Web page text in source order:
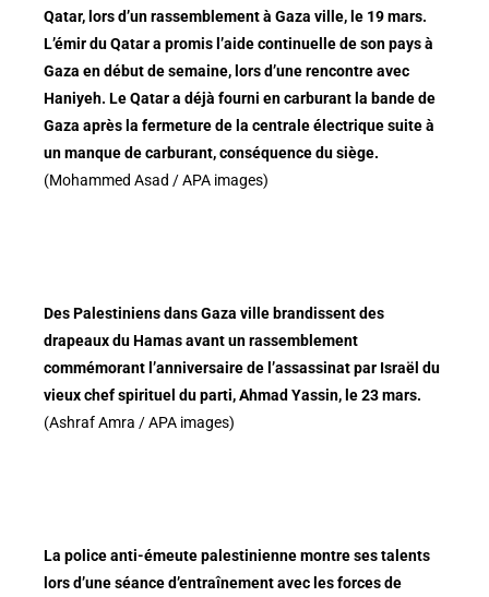
Qatar, lors d’un rassemblement à Gaza ville, le 19 mars.
L’émir du Qatar a promis l’aide continuelle de son pays à
Gaza en début de semaine, lors d’une rencontre avec
Haniyeh. Le Qatar a déjà fourni en carburant la bande de
Gaza après la fermeture de la centrale électrique suite à
un manque de carburant, conséquence du siège.
(Mohammed Asad / APA images)
Des Palestiniens dans Gaza ville brandissent des
drapeaux du Hamas avant un rassemblement
commémorant l’anniversaire de l’assassinat par Israël du
vieux chef spirituel du parti, Ahmad Yassin, le 23 mars.
(Ashraf Amra / APA images)
La police anti-émeute palestinienne montre ses talents
lors d’une séance d’entraînement avec les forces de